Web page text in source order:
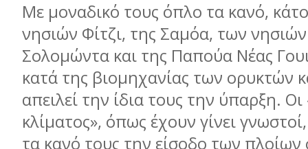
Με µοναδικό τους όπλο τα κανό,
νησιών Φίτζι, της Σαµόα, των
Σολοµώντα και της Παπούα Νέας
κατά της βιοµηχανίας των ορυκτών
απειλεί την ίδια τους την ύπαρξη.
κλίµατος», όπως έχουν γίνει
τα κανό τους την είσοδο των πλοίων